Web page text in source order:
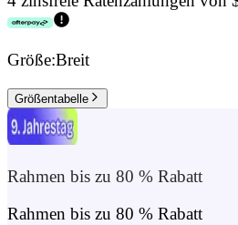
Größe:Breit
Größentabelle
Rahmen bis zu 80 % Rabatt
Rahmen bis zu 80 % Rabatt